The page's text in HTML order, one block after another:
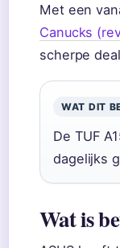
Met een
Canucks
scherpe
WAT DIT
De TUF
dagelijks
Wat is